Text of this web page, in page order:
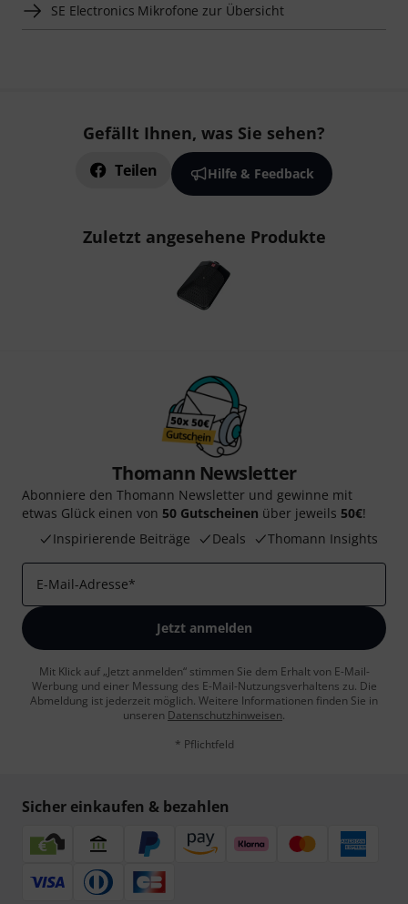
SE Electronics Mikrofone zur Übersicht
Gefällt Ihnen, was Sie sehen?
Teilen Hilfe & Feedback
Zuletzt angesehene Produkte
Thomann Newsletter
Abonniere den Thomann Newsletter und gewinne mit
etwas Glück einen von 50 Gutscheinen über jeweils 50€!
Inspirierende Beiträge
Deals Thomann Insights
E-Mail-Adresse*
Jetzt anmelden
Mit Klick auf „Jetzt anmelden“ stimmen Sie dem Erhalt von E-Mail-
Werbung und einer Messung des E-Mail-Nutzungsverhaltens zu. Die
Abmeldung ist jederzeit möglich. Weitere Informationen finden Sie in
unseren Datenschutzhinweisen.
* Pflichtfeld
Sicher einkaufen & bezahlen